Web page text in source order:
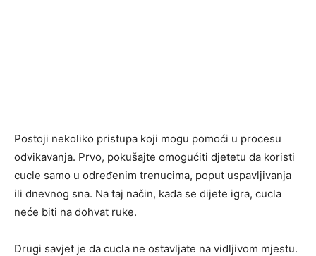
Postoji nekoliko pristupa koji mogu pomoći u procesu
odvikavanja. Prvo, pokušajte omogućiti djetetu da koristi
cucle samo u određenim trenucima, poput uspavljivanja
ili dnevnog sna. Na taj način, kada se dijete igra, cucla
neće biti na dohvat ruke.
Drugi savjet je da cucla ne ostavljate na vidljivom mjestu.